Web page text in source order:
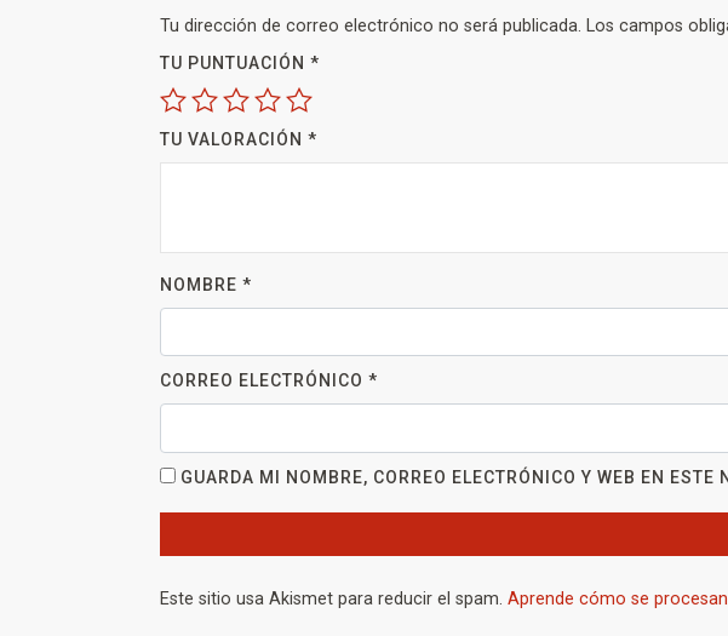
Tu dirección de correo electrónico no será publicada. Los campos
TU PUNTUACIÓN *
TU VALORACIÓN *
NOMBRE *
CORREO ELECTRÓNICO *
GUARDA MI NOMBRE, CORREO ELECTRÓNICO Y WEB EN
Este sitio usa Akismet para reducir el spam. Aprende cómo se